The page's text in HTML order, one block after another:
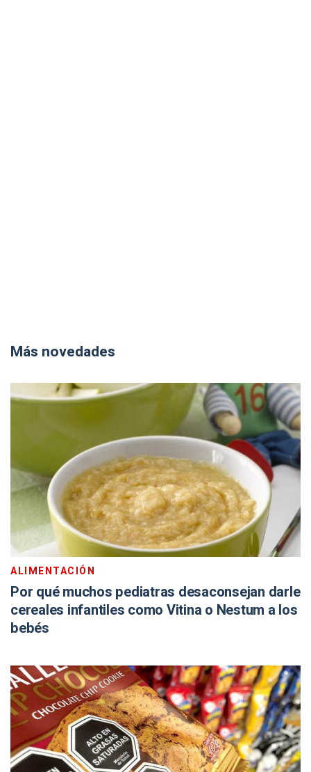
Más novedades
ALIMENTACIÓN
Por qué muchos pediatras desaconsejan darle
cereales infantiles como Vitina o Nestum a los
bebés